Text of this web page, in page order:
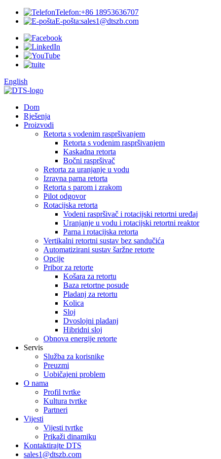
Telefon:+86 18953636707
E-pošta:sales1@dtszb.com
English
Dom
Rješenja
Proizvodi
Retorta s vodenim raspršivanjem
Retorta s vodenim raspršivanjem
Kaskadna retorta
Bočni raspršivač
Retorta za uranjanje u vodu
Izravna parna retorta
Retorta s parom i zrakom
Pilot odgovor
Rotacijska retorta
Vodeni raspršivač i rotacijski retortni uređaj
Uranjanje u vodu i rotacijski retortni reaktor
Parna i rotacijska retorta
Vertikalni retortni sustav bez sandučića
Automatizirani sustav šaržne retorte
Opcije
Pribor za retorte
Košara za retortu
Baza retortne posude
Pladanj za retortu
Kolica
Sloj
Dvoslojni pladanj
Hibridni sloj
Obnova energije retorte
Servis
Služba za korisnike
Preuzmi
Uobičajeni problem
O nama
Profil tvrtke
Kultura tvrtke
Partneri
Vijesti
Vijesti tvrtke
Prikaži dinamiku
Kontaktirajte DTS
sales1@dtszb.com